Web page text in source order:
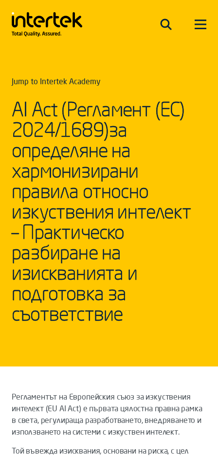
Jump to Intertek Academy
AI Act (Регламент (ЕС)
2024/1689)за
определяне на
хармонизирани
правила относно
изкуствения интелект
– Практическо
разбиране на
изискванията и
подготовка за
съответствие
Регламентът на Европейския съюз за изкуствения
интелект (EU AI Act) е първата цялостна правна рамка
в света, регулираща разработването, внедряването и
използването на системи с изкуствен интелект.
Той въвежда изисквания, основани на риска, с цел